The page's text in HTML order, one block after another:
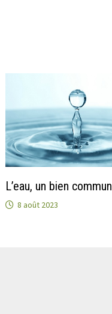
L’eau, un bien commun
8 août 2023